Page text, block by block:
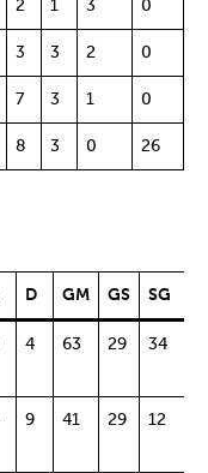
2 1 3 0
3 3 2 0
7 3 1 0
8 3 0 26
D GM GS SG
4 63 29 34
9 41 29 12